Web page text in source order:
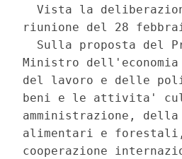
Vista la
riunione del 28
Sulla proposta del
Ministro
del lavoro e delle
beni e le attivita'
amministrazione,
alimentari e
cooperazione